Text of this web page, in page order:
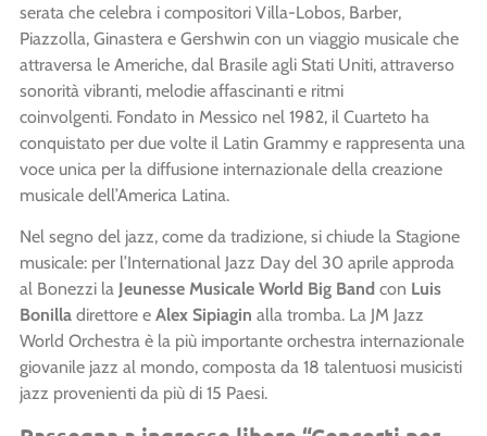
serata che celebra i compositori Villa-Lobos, Barber,
Piazzolla, Ginastera e Gershwin con un viaggio musicale che
attraversa le Americhe, dal Brasile agli Stati Uniti, attraverso
sonorità vibranti, melodie affascinanti e ritmi
coinvolgenti. Fondato in Messico nel 1982, il Cuarteto ha
conquistato per due volte il Latin Grammy e rappresenta una
voce unica per la diffusione internazionale della creazione
musicale dell’America Latina.
Nel segno del jazz, come da tradizione, si chiude la Stagione
musicale: per l’International Jazz Day del 30 aprile approda
al Bonezzi la Jeunesse Musicale World Big Band con Luis
Bonilla direttore e Alex Sipiagin alla tromba. La JM Jazz
World Orchestra è la più importante orchestra internazionale
giovanile jazz al mondo, composta da 18 talentuosi musicisti
jazz provenienti da più di 15 Paesi.